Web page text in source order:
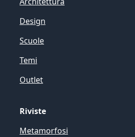
Design
Scuole
Temi
Outlet
Riviste
Metamorfosi